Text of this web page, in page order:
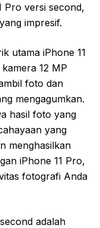
Pro versi second,
impresif.
utama iPhone 11
12 MP
foto dan
mengagumkan.
hasil foto yang
yang
menghasilkan
iPhone 11 Pro,
fotografi Anda
adalah